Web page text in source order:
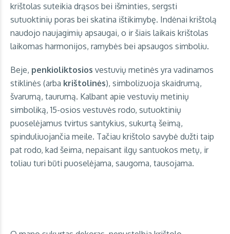
krištolas suteikia drąsos bei išminties, sergsti
sutuoktinių poras bei skatina ištikimybę. Indėnai krištolą
naudojo naujagimių apsaugai, o ir šiais laikais krištolas
laikomas harmonijos, ramybės bei apsaugos simboliu.
Beje, penkioliktosios vestuvių metinės yra vadinamos
stiklinės (arba krištolinės), simbolizuoja skaidrumą,
švarumą, taurumą. Kalbant apie vestuvių metinių
simboliką, 15-osios vestuvės rodo, sutuoktinių
puoselėjamus tvirtus santykius, sukurtą šeimą,
spinduliuojančia meile. Tačiau krištolo savybė dužti taip
pat rodo, kad šeima, nepaisant ilgų santuokos metų, ir
toliau turi būti puoselėjama, saugoma, tausojama.